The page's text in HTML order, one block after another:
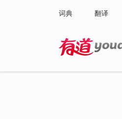
词典 翻译